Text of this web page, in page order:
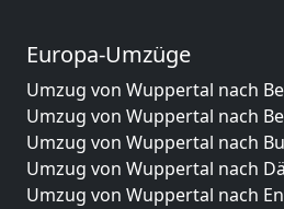
Europa-Umzüge
Umzug von Wuppertal nach
Umzug von Wuppertal nach
Umzug von Wuppertal nach
Umzug von Wuppertal nach
Umzug von Wuppertal nach